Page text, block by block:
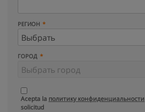
РЕГИОН
ГОРОД
Acepta la политику конфиденциальности
solicitud